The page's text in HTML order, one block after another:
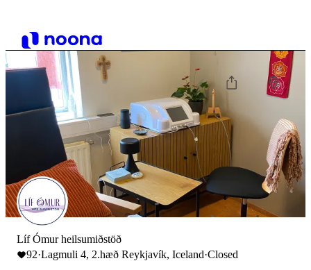
Líf Ómur heilsumiðstöð
92·Lagmuli 4, 2.hæð Reykjavík, Iceland·Closed